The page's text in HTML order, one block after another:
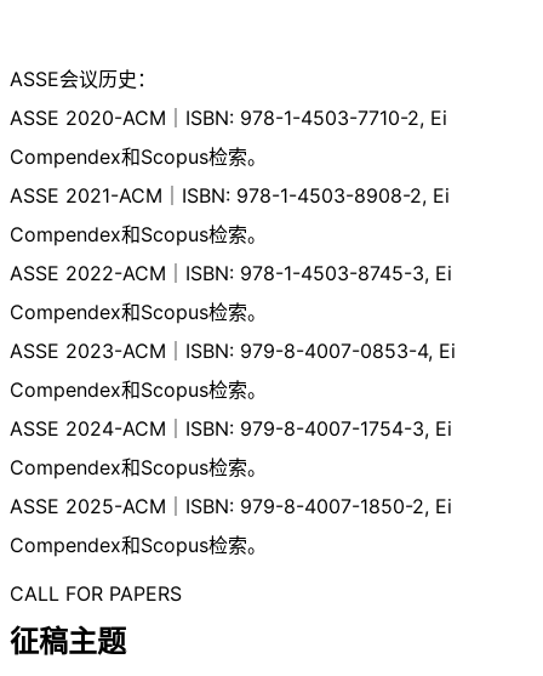
ASSE会议历史：
ASSE 2020-ACM｜ISBN: 978-1-4503-7710-2, Ei
Compendex和Scopus检索。
ASSE 2021-ACM｜ISBN: 978-1-4503-8908-2, Ei
Compendex和Scopus检索。
ASSE 2022-ACM｜ISBN: 978-1-4503-8745-3, Ei
Compendex和Scopus检索。
ASSE 2023-ACM｜ISBN: 979-8-4007-0853-4, Ei
Compendex和Scopus检索。
ASSE 2024-ACM｜ISBN: 979-8-4007-1754-3, Ei
Compendex和Scopus检索。
ASSE 2025-ACM｜ISBN: 979-8-4007-1850-2, Ei
Compendex和Scopus检索。
CALL FOR PAPERS
征稿主题